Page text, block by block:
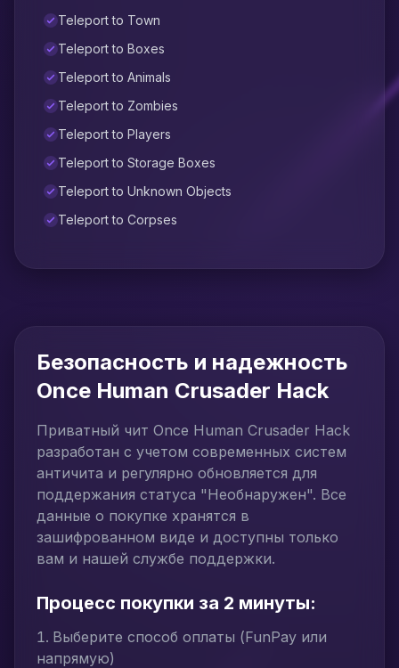
Teleport to Town
Teleport to Boxes
Teleport to Animals
Teleport to Zombies
Teleport to Players
Teleport to Storage Boxes
Teleport to Unknown Objects
Teleport to Corpses
Безопасность и надежность
Once Human Crusader Hack
Приватный чит Once Human Crusader Hack
разработан с учетом современных систем
античита и регулярно обновляется для
поддержания статуса "Необнаружен". Все
данные о покупке хранятся в
зашифрованном виде и доступны только
вам и нашей службе поддержки.
Процесс покупки за 2 минуты:
Выберите способ оплаты (FunPay или
напрямую)